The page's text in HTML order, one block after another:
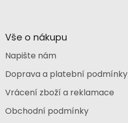
Vše o nákupu
Napište nám
Doprava a platební podmínky
Vrácení zboží a reklamace
Obchodní podmínky